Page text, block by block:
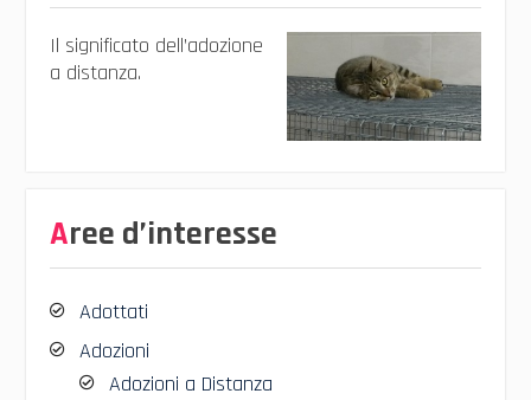
Il significato dell’adozione
a distanza.
Aree d’interesse
Adottati
Adozioni
Adozioni a Distanza